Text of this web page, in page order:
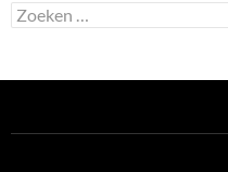
Zoeken
naar: